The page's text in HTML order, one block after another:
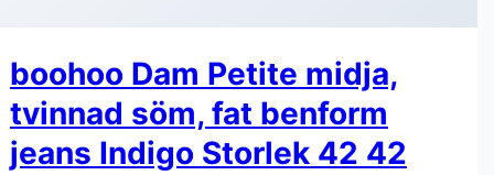
boohoo Dam Petite midja,
tvinnad söm, fat benform
jeans Indigo Storlek 42 42